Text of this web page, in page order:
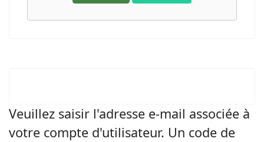
Veuillez saisir l'adresse e-mail associée à
votre compte d'utilisateur. Un code de